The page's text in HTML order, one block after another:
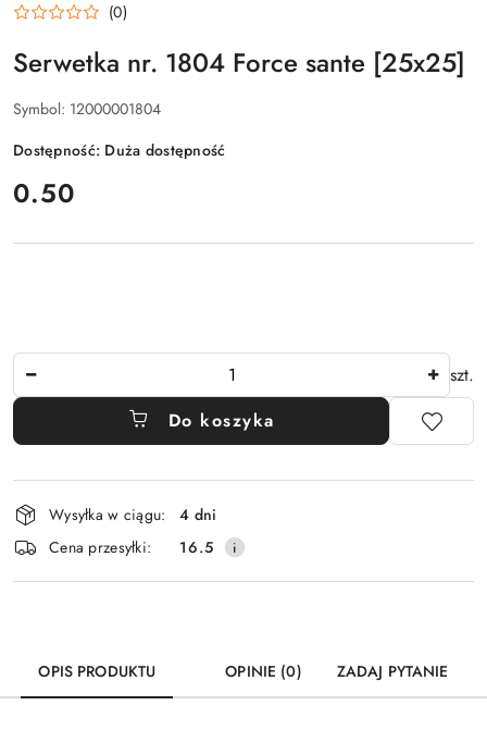
(0)
Serwetka nr. 1804 Force sante [25x25]
Symbol: 12000001804
Dostępność: Duża dostępność
cena:
0.50
szt.
Do koszyka
Dostępność
i
dostawa
Wysyłka w ciągu:
4 dni
Cena przesyłki:
16.5
OPIS PRODUKTU OPINIE (0) ZADAJ PYTANIE